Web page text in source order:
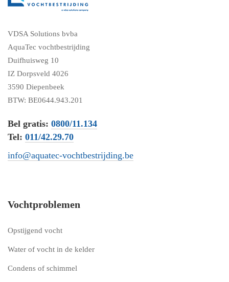
VDSA Solutions bvba
AquaTec vochtbestrijding
Duifhuisweg 10
IZ Dorpsveld 4026
3590 Diepenbeek
BTW: BE0644.943.201
Bel gratis: 0800/11.134
Tel: 011/42.29.70
info@aquatec-vochtbestrijding.be
Vochtproblemen
Opstijgend vocht
Water of vocht in de kelder
Condens of schimmel